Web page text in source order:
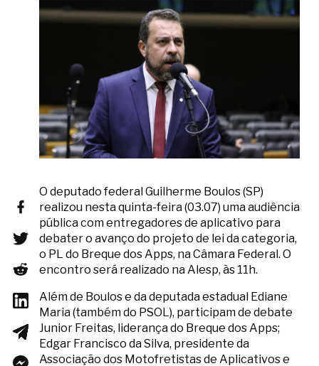
O deputado federal Guilherme Boulos (SP)
realizou nesta quinta-feira (03.07) uma audiência
pública com entregadores de aplicativo para
debater o avanço do projeto de lei da categoria,
o PL do Breque dos Apps, na Câmara Federal. O
encontro será realizado na Alesp, às 11h.
Além de Boulos e da deputada estadual Ediane
Maria (também do PSOL), participam de debate
Junior Freitas, liderança do Breque dos Apps;
Edgar Francisco da Silva, presidente da
Associação dos Motofretistas de Aplicativos e